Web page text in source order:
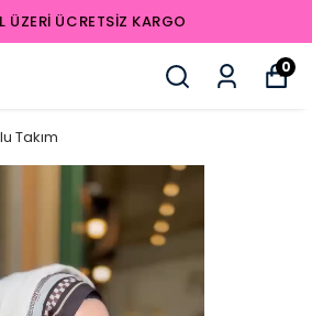
ÜZERI ÜCRETSIZ KARGO
0
Takım